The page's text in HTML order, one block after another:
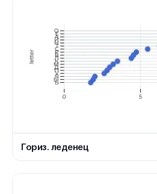
Гориз. леденец